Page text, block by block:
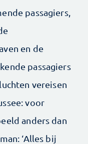
passagiers,
en de
passagiers
vereisen
voor
anders dan
‘Alles bij